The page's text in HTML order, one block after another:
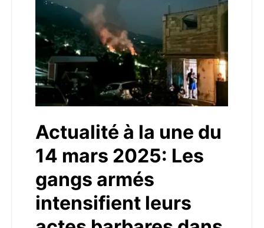
Actualité à la une du
14 mars 2025: Les
gangs armés
intensifient leurs